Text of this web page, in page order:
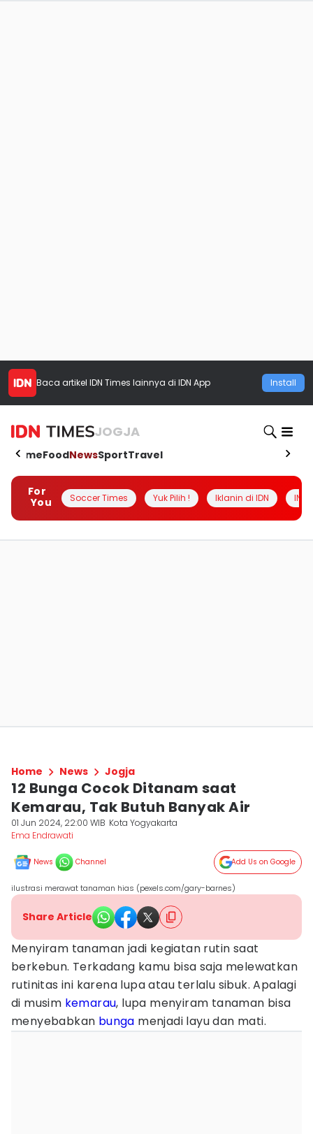
Baca artikel IDN Times lainnya di IDN App Install
JOGJA
HomeFoodNewsSportTravel
For
You
Soccer Times Yuk Pilih ! Iklanin di IDN
Home News Jogja
12 Bunga Cocok Ditanam saat
Kemarau, Tak Butuh Banyak Air
01 Jun 2024, 22:00 WIB Kota Yogyakarta
Ema Endrawati
News Channel Add Us on Google
ilustrasi merawat tanaman hias (pexels.com/gary-barnes)
Share Article
Menyiram tanaman jadi kegiatan rutin saat
berkebun. Terkadang kamu bisa saja melewatkan
rutinitas ini karena lupa atau terlalu sibuk. Apalagi
di musim kemarau, lupa menyiram tanaman bisa
menyebabkan bunga menjadi layu dan mati.